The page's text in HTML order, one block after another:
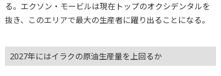
る。エクソン・モービルは現在トップのオクシデンタルを
抜き、このエリアで最大の生産者に躍り出ることになる。
2027年にはイラクの原油生産量を上回るか